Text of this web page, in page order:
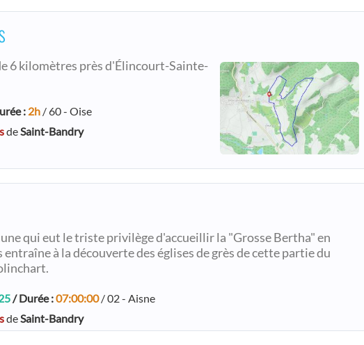
6 kilomètres près d'Élincourt-Sainte-
: 2h / 60 - Oise
deSaint-Bandry
qui eut le triste privilège d'accueillir la "Grosse Bertha" en
à la découverte des églises de grès de cette partie du
/ Durée :07:00:00/ 02 - Aisne
deSaint-Bandry